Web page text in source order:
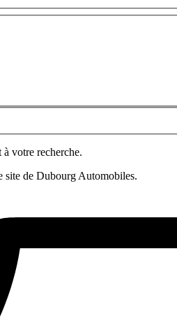
votre recherche.
site de Dubourg Automobiles.